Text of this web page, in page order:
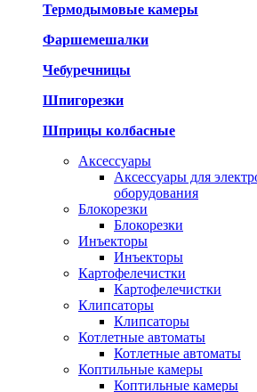
Термодымовые камеры
Фаршемешалки
Чебуречницы
Шпигорезки
Шприцы колбасные
Аксессуары
Аксессуары для
оборудования
Блокорезки
Блокорезки
Инъекторы
Инъекторы
Картофелечистки
Картофелечистки
Клипсаторы
Клипсаторы
Котлетные автоматы
Котлетные автоматы
Коптильные камеры
Коптильные камеры